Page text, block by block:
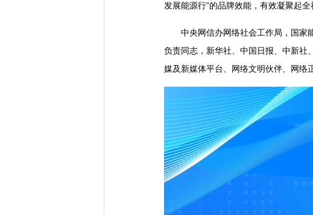
发展能源行”的品牌效能，有效凝聚起
中央网信办网络社会工作局，国家能
负责同志，新华社、中国日报、中新社
媒及新媒体平台、网络文明伙伴、网络